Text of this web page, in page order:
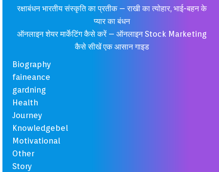
रक्षाबंधन भारतीय संस्कृति का प्रतीक – राखी का त्योहार, भाई-बहन के
प्यार का बंधन
ऑनलाइन शेयर मार्केटिंग कैसे करें – ऑनलाइन Stock Marketing
कैसे सीखें एक आसान गाइड
Biography
faineance
gardning
Health
Journey
Knowledgebel
Motivational
Other
Story